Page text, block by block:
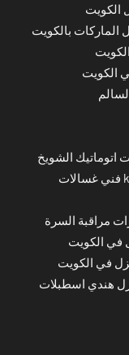
الكويت
الماركات بالكويت
الكويت
اتوماتيك الشويخ
صيانة غسالة ملابس النهضة kuwait repair فني غسالات
مراقبة السرة
في الكويت
في الكويت
هندي اسطبلات